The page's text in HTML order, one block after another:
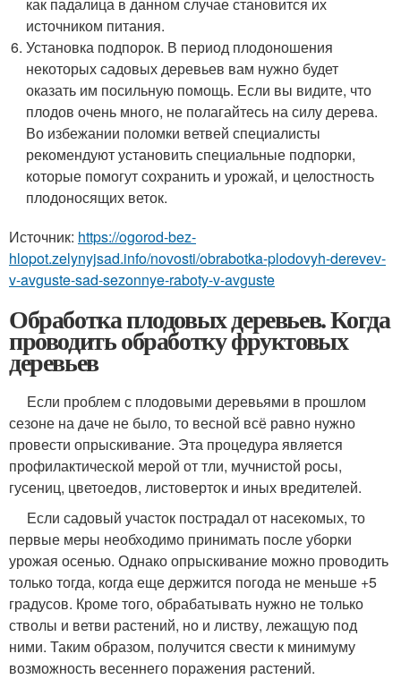
источником питания.
Установка подпорок. В период плодоношения
некоторых садовых деревьев вам нужно будет
оказать им посильную помощь. Если вы видите, что
плодов очень много, не полагайтесь на силу дерева.
Во избежании поломки ветвей специалисты
рекомендуют установить специальные подпорки,
которые помогут сохранить и урожай, и целостность
плодоносящих веток.
Источник: https://ogorod-bez-
hlopot.zelynyjsad.info/novosti/obrabotka-plodovyh-derevev-
v-avguste-sad-sezonnye-raboty-v-avguste
Обработка плодовых деревьев. Когда
проводить обработку фруктовых
деревьев
Если проблем с плодовыми деревьями в прошлом
сезоне на даче не было, то весной всё равно нужно
провести опрыскивание. Эта процедура является
профилактической мерой от тли, мучнистой росы,
гусениц, цветоедов, листоверток и иных вредителей.
Если садовый участок пострадал от насекомых, то
первые меры необходимо принимать после уборки
урожая осенью. Однако опрыскивание можно проводить
только тогда, когда еще держится погода не меньше +5
градусов. Кроме того, обрабатывать нужно не только
стволы и ветви растений, но и листву, лежащую под
ними. Таким образом, получится свести к минимуму
возможность весеннего поражения растений.